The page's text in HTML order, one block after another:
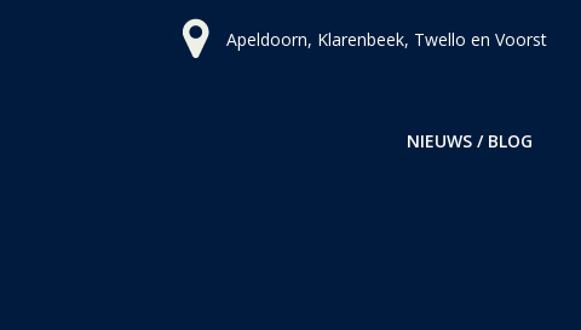
Apeldoorn, Klarenbeek, Twello en Voorst
NIEUWS / BLOG